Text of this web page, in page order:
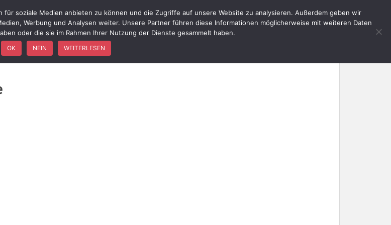
FÖRDERVEREIN FAHRZEUGE EINSÄTZE AKTUELLES SERVICE KONTAKT
soziale Medien anbieten zu können und die Zugriffe auf unsere Website zu analysieren. Außerdem geben wir
Werbung und Analysen weiter. Unsere Partner führen diese Informationen möglicherweise mit weiteren Daten
oder die sie im Rahmen Ihrer Nutzung der Dienste gesammelt haben.
OK NEIN WEITERLESEN